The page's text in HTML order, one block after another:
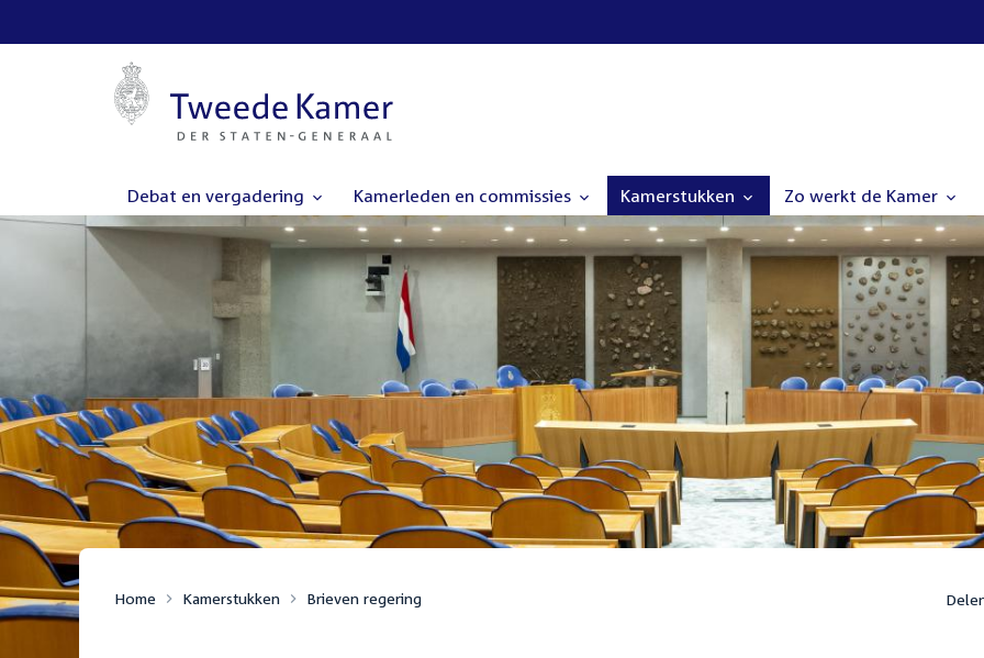
Debat en vergadering Kamerleden en commissies Kamerstukken Zo werkt de Kamer
Home Kamerstukken Brieven regering